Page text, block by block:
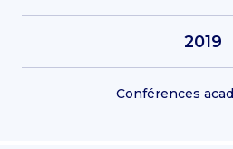
2019
Conférences